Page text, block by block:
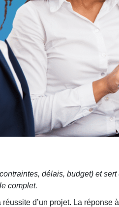
délais, budget) et
complet.
d’un projet. La réponse